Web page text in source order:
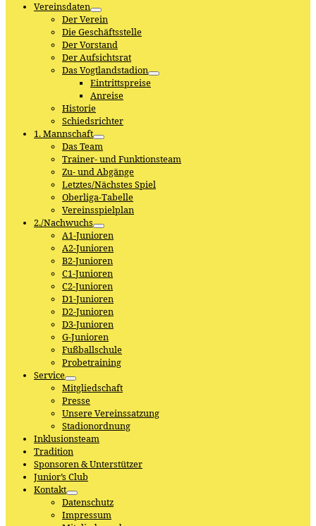
Vereinsdaten
Der Verein
Die Geschäftsstelle
Der Vorstand
Der Aufsichtsrat
Das Vogtlandstadion
Eintrittspreise
Anreise
Historie
Schiedsrichter
1. Mannschaft
Das Team
Trainer- und Funktionsteam
Zu- und Abgänge
Letztes/Nächstes Spiel
Oberliga-Tabelle
Vereinsspielplan
2./Nachwuchs
A1-Junioren
A2-Junioren
B2-Junioren
C1-Junioren
C2-Junioren
D1-Junioren
D2-Junioren
D3-Junioren
G-Junioren
Fußballschule
Probetraining
Service
Mitgliedschaft
Presse
Unsere Vereinssatzung
Stadionordnung
Inklusionsteam
Tradition
Sponsoren & Unterstützer
Junior’s Club
Kontakt
Datenschutz
Impressum